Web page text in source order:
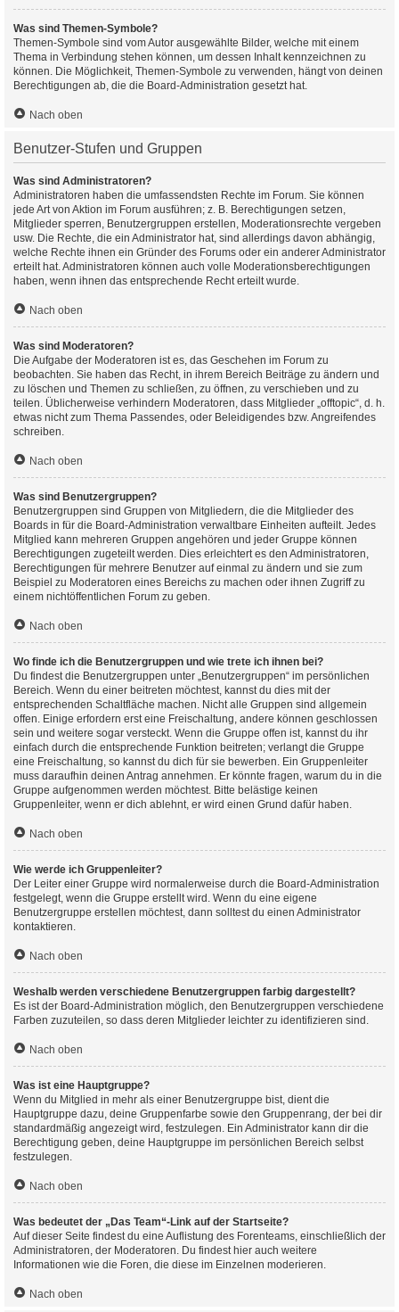
Was sind Themen-Symbole?
Themen-Symbole sind vom Autor ausgewählte Bilder, welche mit einem
Thema in Verbindung stehen können, um dessen Inhalt kennzeichnen zu
können. Die Möglichkeit, Themen-Symbole zu verwenden, hängt von deinen
Berechtigungen ab, die die Board-Administration gesetzt hat.
Nach oben
Benutzer-Stufen und Gruppen
Was sind Administratoren?
Administratoren haben die umfassendsten Rechte im Forum. Sie können
jede Art von Aktion im Forum ausführen; z. B. Berechtigungen setzen,
Mitglieder sperren, Benutzergruppen erstellen, Moderationsrechte vergeben
usw. Die Rechte, die ein Administrator hat, sind allerdings davon abhängig,
welche Rechte ihnen ein Gründer des Forums oder ein anderer Administrator
erteilt hat. Administratoren können auch volle Moderationsberechtigungen
haben, wenn ihnen das entsprechende Recht erteilt wurde.
Nach oben
Was sind Moderatoren?
Die Aufgabe der Moderatoren ist es, das Geschehen im Forum zu
beobachten. Sie haben das Recht, in ihrem Bereich Beiträge zu ändern und
zu löschen und Themen zu schließen, zu öffnen, zu verschieben und zu
teilen. Üblicherweise verhindern Moderatoren, dass Mitglieder „offtopic“, d. h.
etwas nicht zum Thema Passendes, oder Beleidigendes bzw. Angreifendes
schreiben.
Nach oben
Was sind Benutzergruppen?
Benutzergruppen sind Gruppen von Mitgliedern, die die Mitglieder des
Boards in für die Board-Administration verwaltbare Einheiten aufteilt. Jedes
Mitglied kann mehreren Gruppen angehören und jeder Gruppe können
Berechtigungen zugeteilt werden. Dies erleichtert es den Administratoren,
Berechtigungen für mehrere Benutzer auf einmal zu ändern und sie zum
Beispiel zu Moderatoren eines Bereichs zu machen oder ihnen Zugriff zu
einem nichtöffentlichen Forum zu geben.
Nach oben
Wo finde ich die Benutzergruppen und wie trete ich ihnen bei?
Du findest die Benutzergruppen unter „Benutzergruppen“ im persönlichen
Bereich. Wenn du einer beitreten möchtest, kannst du dies mit der
entsprechenden Schaltfläche machen. Nicht alle Gruppen sind allgemein
offen. Einige erfordern erst eine Freischaltung, andere können geschlossen
sein und weitere sogar versteckt. Wenn die Gruppe offen ist, kannst du ihr
einfach durch die entsprechende Funktion beitreten; verlangt die Gruppe
eine Freischaltung, so kannst du dich für sie bewerben. Ein Gruppenleiter
muss daraufhin deinen Antrag annehmen. Er könnte fragen, warum du in die
Gruppe aufgenommen werden möchtest. Bitte belästige keinen
Gruppenleiter, wenn er dich ablehnt, er wird einen Grund dafür haben.
Nach oben
Wie werde ich Gruppenleiter?
Der Leiter einer Gruppe wird normalerweise durch die Board-Administration
festgelegt, wenn die Gruppe erstellt wird. Wenn du eine eigene
Benutzergruppe erstellen möchtest, dann solltest du einen Administrator
kontaktieren.
Nach oben
Weshalb werden verschiedene Benutzergruppen farbig dargestellt?
Es ist der Board-Administration möglich, den Benutzergruppen verschiedene
Farben zuzuteilen, so dass deren Mitglieder leichter zu identifizieren sind.
Nach oben
Was ist eine Hauptgruppe?
Wenn du Mitglied in mehr als einer Benutzergruppe bist, dient die
Hauptgruppe dazu, deine Gruppenfarbe sowie den Gruppenrang, der bei dir
standardmäßig angezeigt wird, festzulegen. Ein Administrator kann dir die
Berechtigung geben, deine Hauptgruppe im persönlichen Bereich selbst
festzulegen.
Nach oben
Was bedeutet der „Das Team“-Link auf der Startseite?
Auf dieser Seite findest du eine Auflistung des Forenteams, einschließlich der
Administratoren, der Moderatoren. Du findest hier auch weitere
Informationen wie die Foren, die diese im Einzelnen moderieren.
Nach oben